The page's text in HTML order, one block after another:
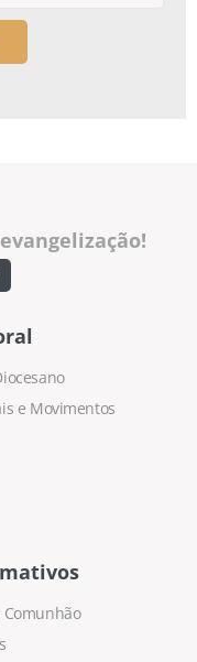
e Movimentos
Comunhão